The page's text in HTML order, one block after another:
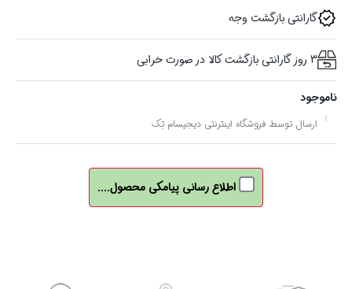
گارانتی بازگشت وجه
3 روز گارانتی بازگشت کالا در صورت خرابی
ناموجود
ارسال توسط فروشگاه اینترنتی دیجیسام تِک
اطلاع رسانی پیامکی محصول....